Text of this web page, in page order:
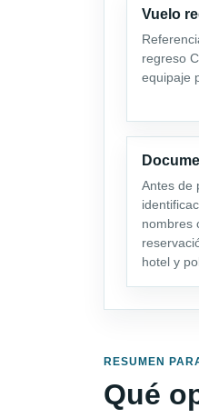
Vuelo
regreso
equipaje
Antes de
nombres
hotel y
RESUMEN
Qué